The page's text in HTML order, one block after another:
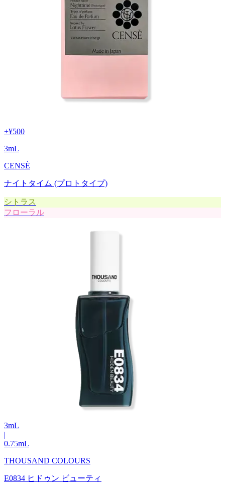
+¥500
3mL
CENSÈ
ナイトタイム (プロトタイプ)
シトラス
フローラル
3mL
|
0.75mL
THOUSAND COLOURS
E0834 ヒドゥン ビューティ